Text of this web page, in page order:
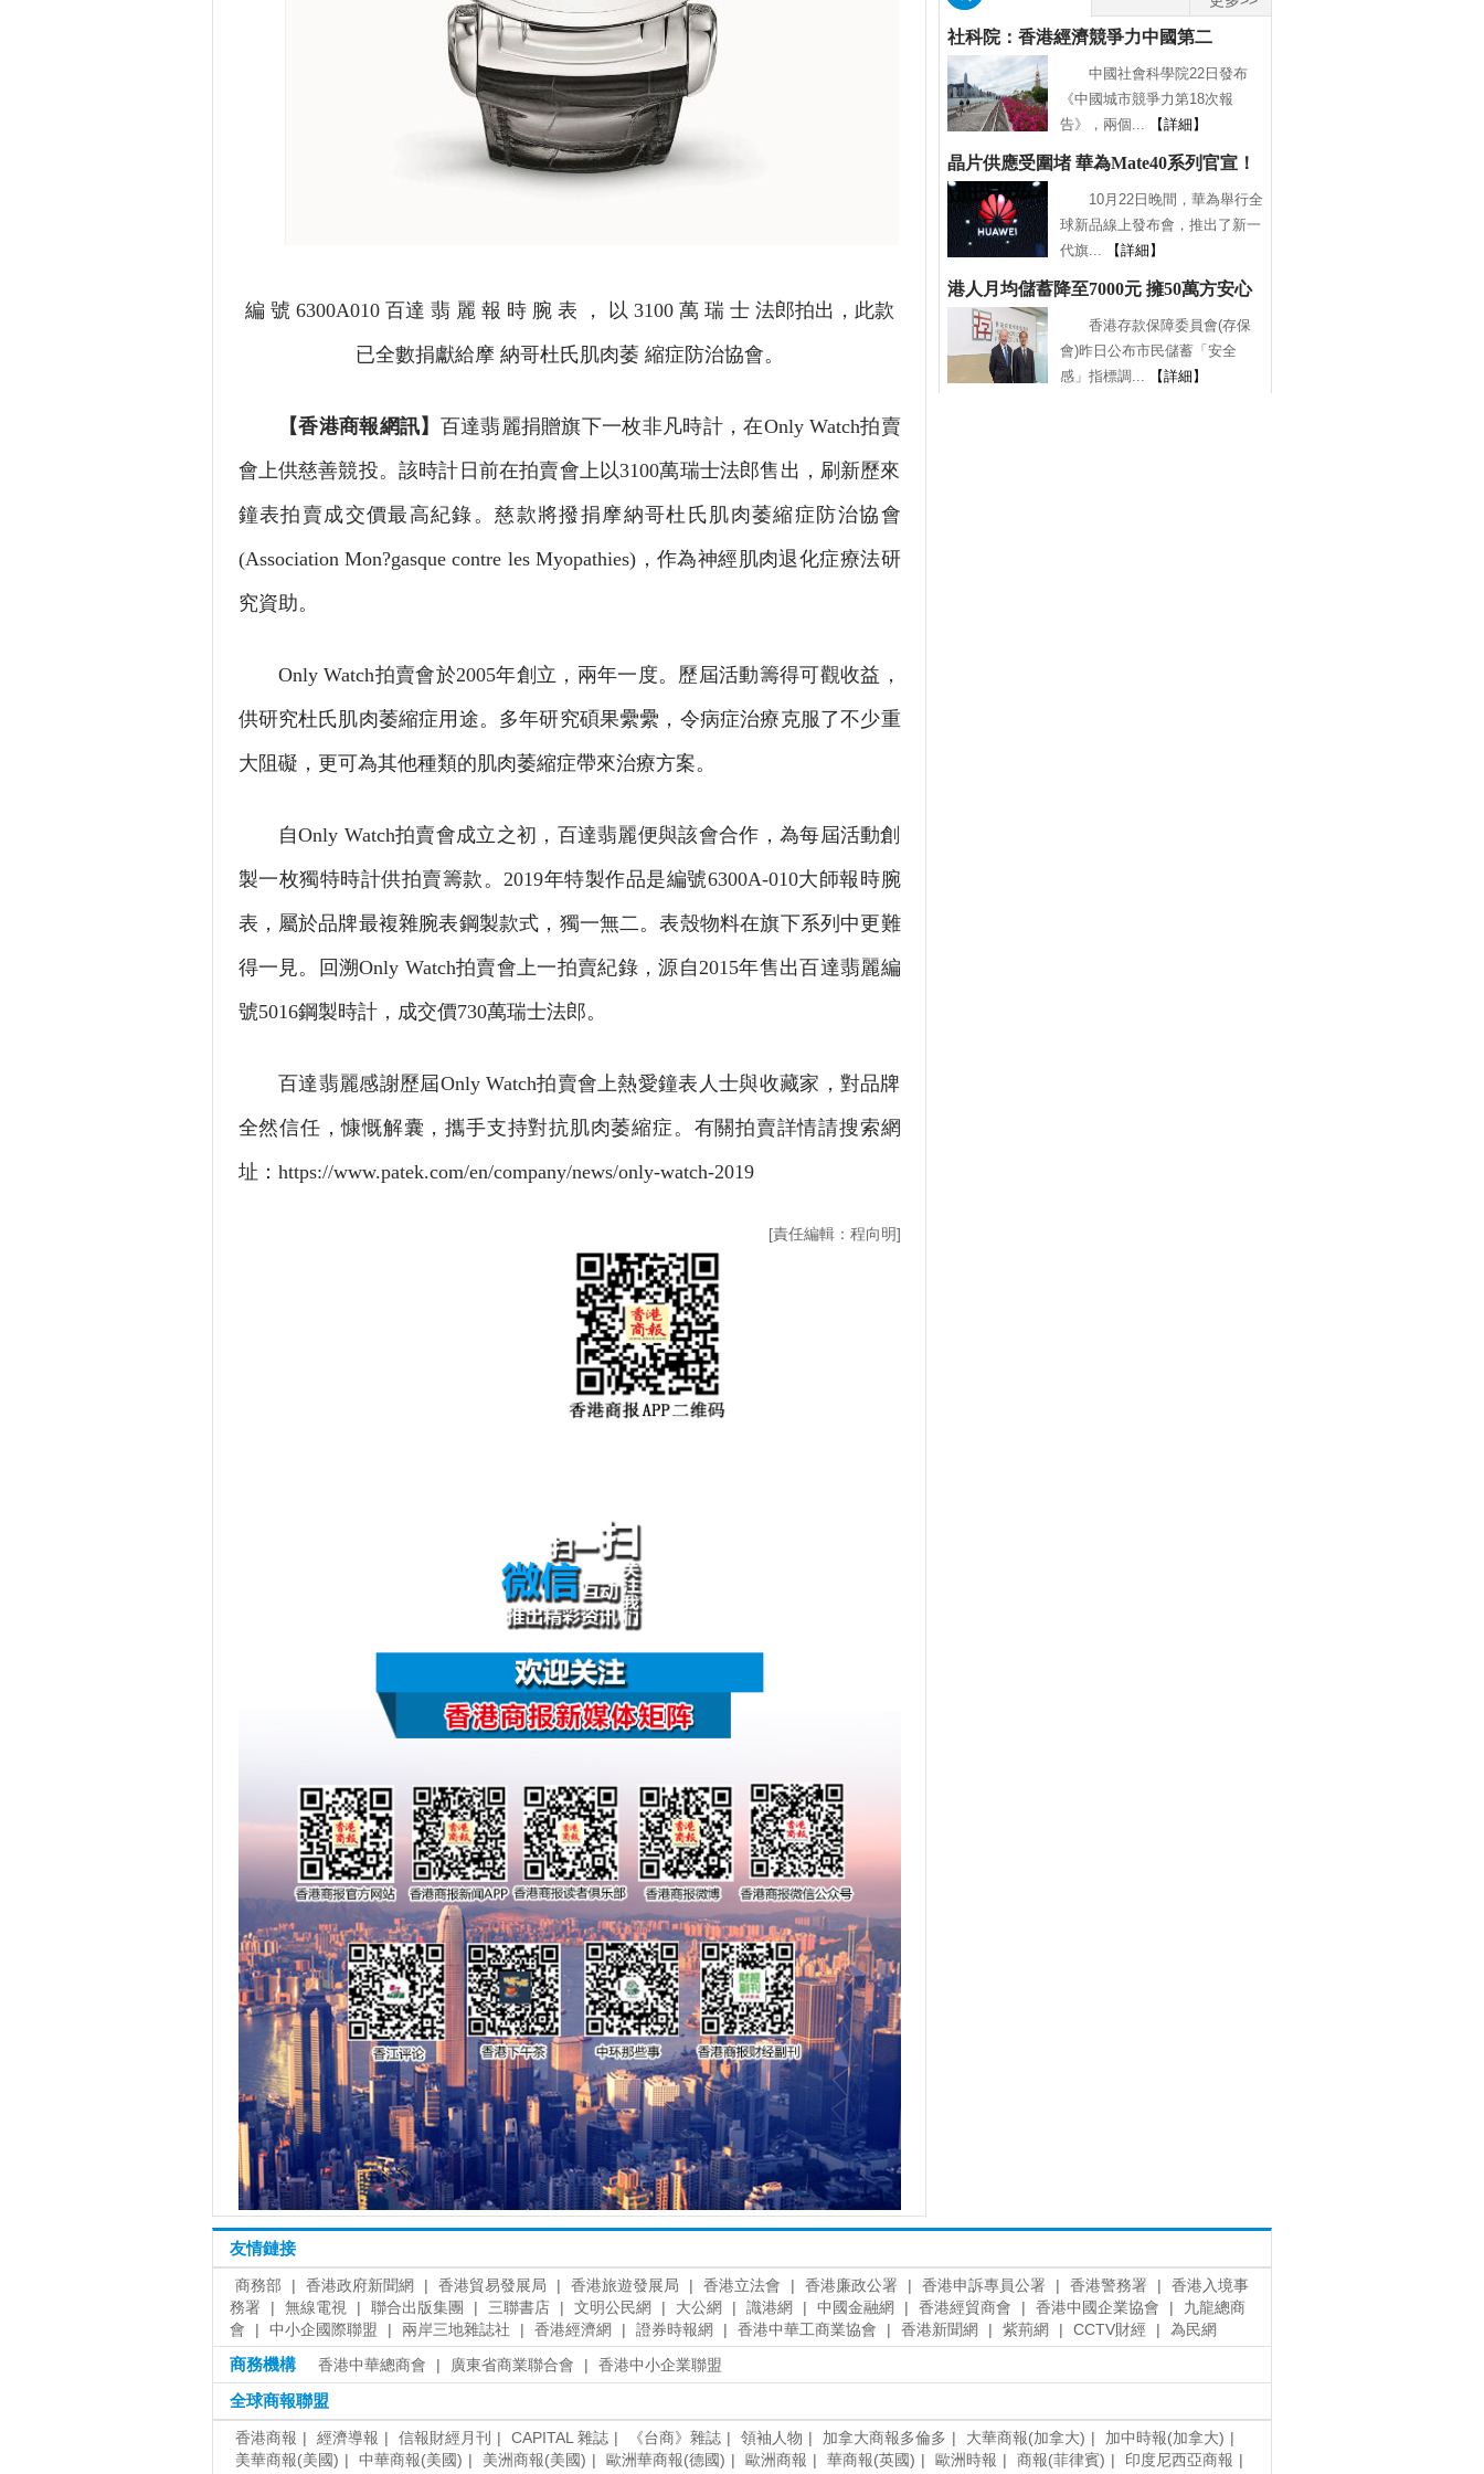
編 號 6300A010 百達 翡 麗 報 時 腕 表 ， 以 3100 萬 瑞 士 法郎拍出，此款
已全數捐獻給摩 納哥杜氏肌肉萎 縮症防治協會。
【香港商報網訊】 百達翡麗捐贈旗下一枚非凡時計，在Only Watch拍賣
會上供慈善競投。該時計日前在拍賣會上以3100萬瑞士法郎售出，刷新歷來
鐘表拍賣成交價最高紀錄。慈款將撥捐摩納哥杜氏肌肉萎縮症防治協會
(Association Mon?gasque contre les Myopathies)，作為神經肌肉退化症療法研
究資助。
Only Watch拍賣會於2005年創立，兩年一度。歷屆活動籌得可觀收益，
供研究杜氏肌肉萎縮症用途。多年研究碩果纍纍，令病症治療克服了不少重
大阻礙，更可為其他種類的肌肉萎縮症帶來治療方案。
自Only Watch拍賣會成立之初，百達翡麗便與該會合作，為每屆活動創
製一枚獨特時計供拍賣籌款。2019年特製作品是編號6300A-010大師報時腕
表，屬於品牌最複雜腕表鋼製款式，獨一無二。表殼物料在旗下系列中更難
得一見。回溯Only Watch拍賣會上一拍賣紀錄，源自2015年售出百達翡麗編
號5016鋼製時計，成交價730萬瑞士法郎。
百達翡麗感謝歷屆Only Watch拍賣會上熱愛鐘表人士與收藏家，對品牌
全然信任，慷慨解囊，攜手支持對抗肌肉萎縮症。有關拍賣詳情請搜索網
址：https://www.patek.com/en/company/news/only-watch-2019
[責任編輯：程向明]